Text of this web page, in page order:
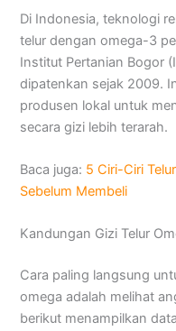
Di Indonesia, teknologi
telur dengan omega-3
Institut Pertanian Bogor
dipatenkan sejak 2009.
produsen lokal untuk
secara gizi lebih terarah.
Baca juga: 5 Ciri-Ciri
Sebelum Membeli
Kandungan Gizi Telur
Cara paling langsung
omega adalah melihat
berikut menampilkan